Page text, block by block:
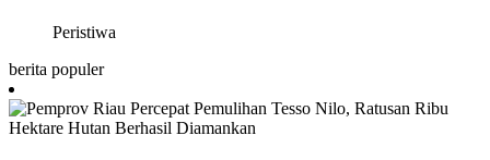
Peristiwa
berita populer